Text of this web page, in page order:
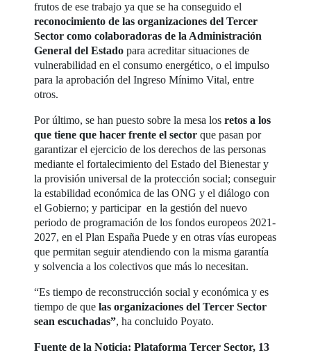
frutos de ese trabajo ya que se ha conseguido el
reconocimiento de las organizaciones del Tercer
Sector como colaboradoras de la Administración
General del Estado para acreditar situaciones de
vulnerabilidad en el consumo energético, o el impulso
para la aprobación del Ingreso Mínimo Vital, entre
otros.
Por último, se han puesto sobre la mesa losretos a los
que tiene que hacer frente el sector que pasan por
garantizar el ejercicio de los derechos de las personas
mediante el fortalecimiento del Estado del Bienestar y
la provisión universal de la protección social; conseguir
la estabilidad económica de las ONG y el diálogo con
el Gobierno; y participar en la gestión del nuevo
periodo de programación de los fondos europeos 2021-
2027, en el Plan España Puede y en otras vías europeas
que permitan seguir atendiendo con la misma garantía
y solvencia a los colectivos que más lo necesitan.
“Es tiempo de reconstrucción social y económica y es
tiempo de que las organizaciones del Tercer Sector
sean escuchadas”, ha concluido Poyato.
Fuente de la Noticia: Plataforma Tercer Sector, 13